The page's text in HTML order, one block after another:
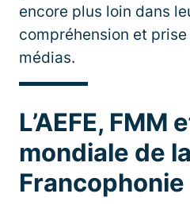
encore plus loin dans
compréhension et
médias.
L’AEFE, FMM
mondiale de la
Francophonie